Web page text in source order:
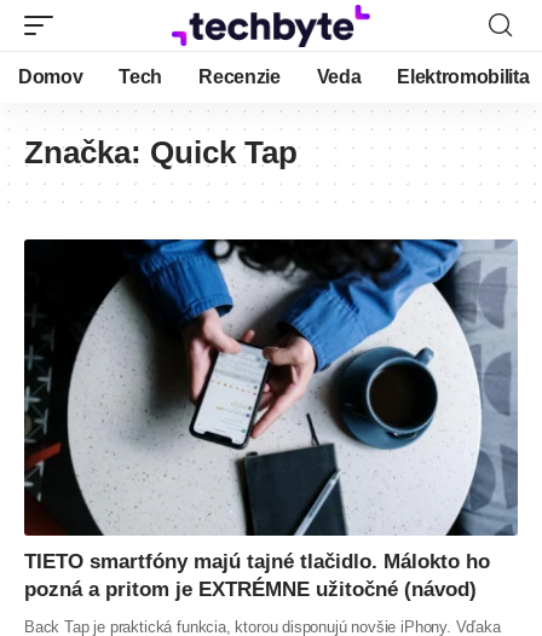
Domov Tech Recenzie Veda Elektromobilita
Značka: Quick Tap
TIETO smartfóny majú tajné tlačidlo. Málokto ho
pozná a pritom je EXTRÉMNE užitočné (návod)
Back Tap je praktická funkcia, ktorou disponujú novšie iPhony. Vďaka